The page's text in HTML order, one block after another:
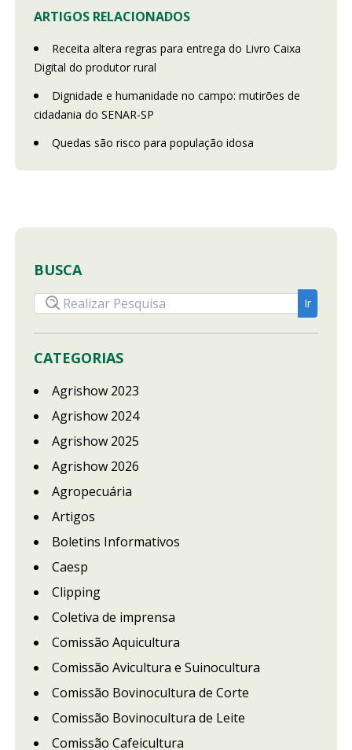
ARTIGOS RELACIONADOS
Receita altera regras para entrega do Livro Caixa
Digital do produtor rural
Dignidade e humanidade no campo: mutirões de
cidadania do SENAR-SP
Quedas são risco para população idosa
BUSCA
CATEGORIAS
Agrishow 2023
Agrishow 2024
Agrishow 2025
Agrishow 2026
Agropecuária
Artigos
Boletins Informativos
Caesp
Clipping
Coletiva de imprensa
Comissão Aquicultura
Comissão Avicultura e Suinocultura
Comissão Bovinocultura de Corte
Comissão Bovinocultura de Leite
Comissão Cafeicultura